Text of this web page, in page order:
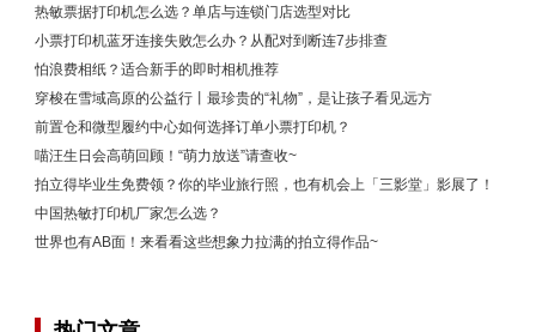
热敏票据打印机怎么选？单店与连锁门店选型对比
小票打印机蓝牙连接失败怎么办？从配对到断连7步排查
怕浪费相纸？适合新手的即时相机推荐
穿梭在雪域高原的公益行丨最珍贵的“礼物”，是让孩子看见远方
前置仓和微型履约中心如何选择订单小票打印机？
喵汪生日会高萌回顾！“萌力放送”请查收~
拍立得毕业生免费领？你的毕业旅行照，也有机会上「三影堂」影展了！
中国热敏打印机厂家怎么选？
世界也有AB面！来看看这些想象力拉满的拍立得作品~